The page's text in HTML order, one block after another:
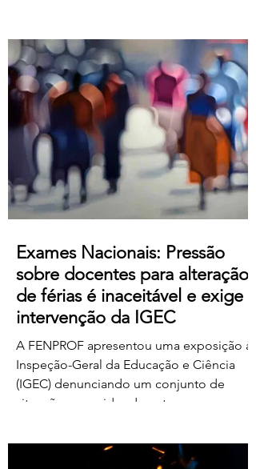
50 € para os restantes; Aumento do
subsídio de refeição para os 5,50€;
Crédito de horas sindicais para
delegadas/os alargado para as 8 horas
mensais. Este acordo produz efeitos
retroativos a janeiro de 2026, embora ai
Exames Nacionais: Pressão
sobre docentes para alteração
de férias é inaceitável e exige
intervenção da IGEC
A FENPROF apresentou uma exposição à
Inspeção-Geral da Educação e Ciência
(IGEC) denunciando um conjunto de
situações ocorridas durante o processo
exames nacionais de 2026, com particular
destaque para as pressões exercidas